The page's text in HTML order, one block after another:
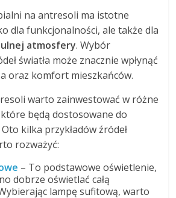
na antresoli ma istotne
dla funkcjonalności, ale także dla
atmosfery. Wybór
światła może znacznie wpłynąć
oraz komfort mieszkańców.
warto zainwestować w różne
będą dostosowane do
kilka przykładów źródeł
rozważyć:
– To podstawowe oświetlenie,
dobrze oświetlać całą
lampę sufitową, warto